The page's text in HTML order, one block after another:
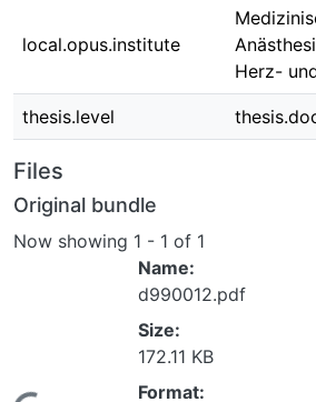
local.opus.institute
Herz-
thesis.level
Files
Original bundle
Now showing 1 - 1 of 1
Name:
d990012.pdf
Size:
172.11 KB
Format: